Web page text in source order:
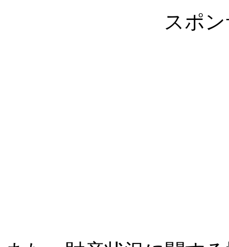
スポ